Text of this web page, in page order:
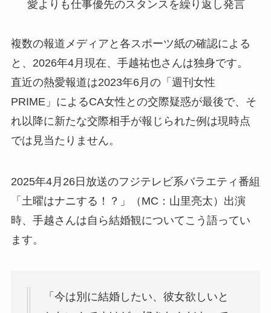
愛よりも仕事優先のスタンスを繰り返し発言
複数の報道メディアと各スポーツ紙の確認による
と、2026年4月現在、手越祐也さんは独身です。
直近の熱愛報道は2023年6月の「週刊女性
PRIME」によるCA女性との交際疑惑が最後で、そ
れ以降に新たな交際相手が報じられた例は現時点
では見当たりません。
2025年4月26日放送のフジテレビ系バラエティ番組
「土曜はナニする！？」（MC：山里亮太）出演
時、手越さんは自ら結婚観についてこう語ってい
ます。
「今は別に結婚したい、彼女欲しいと